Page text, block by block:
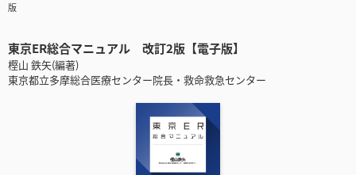
版
東京ER総合マニュアル 改訂2版【電子版】
樫山 鉄矢(編著)
東京都立多摩総合医療センター院長・救命救急センター